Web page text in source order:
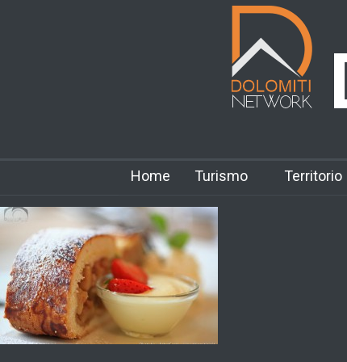
Home Turismo Territorio